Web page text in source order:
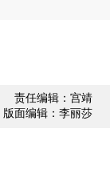
责任编辑：宫靖
版面编辑：李丽莎